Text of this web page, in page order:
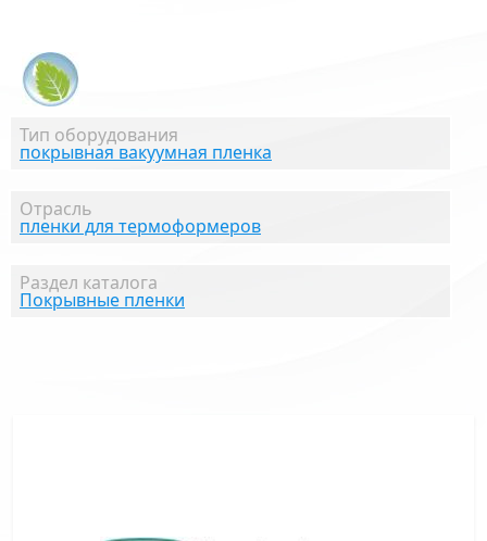
Тип оборудования
покрывная вакуумная пленка
Отрасль
пленки для термоформеров
Раздел каталога
Покрывные пленки